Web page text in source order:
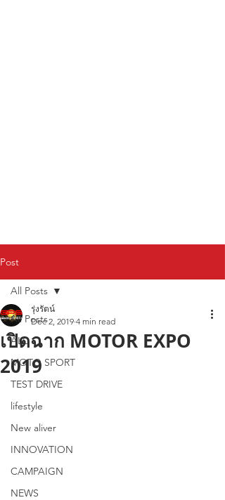
Post
All Posts
ALL
MOTO SPORT
TEST DRIVE
lifestyle
New aliver
INNOVATION
CAMPAIGN
NEWS
All Posts
เปิดฉาก MOTOR EXPO
2019
รุ่งรัตน์
Dec 2, 2019 4 min read